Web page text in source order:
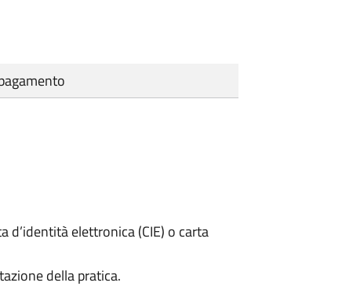
d’identità elettronica (CIE) o carta
della pratica.